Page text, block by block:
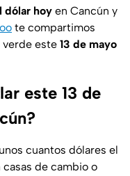
dólar hoy en Cancún y
te compartimos
verde este 13 de mayo
este 13 de
cuantos dólares el
casas de cambio o